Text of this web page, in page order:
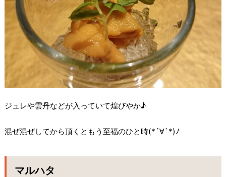
ジュレや雲丹などが入っていて煌びやか♪
混ぜ混ぜしてから頂くともう至福のひと時(*´∀`*)ﾉ
マルハタ